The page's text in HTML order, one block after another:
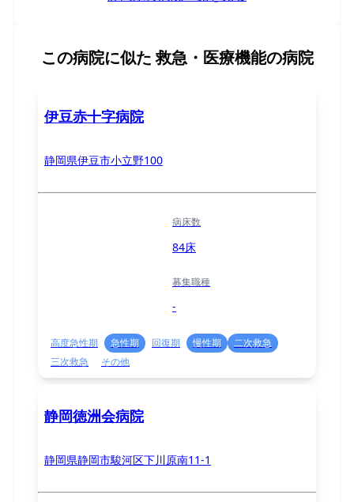
この病院に似た 救急・医療機能の病院
伊豆赤十字病院
静岡県伊豆市小立野100
病床数
84床
募集職種
-
高度急性期 急性期 回復期 慢性期
二次救急
三次救急
その他
静岡徳洲会病院
静岡県静岡市駿河区下川原南11-1